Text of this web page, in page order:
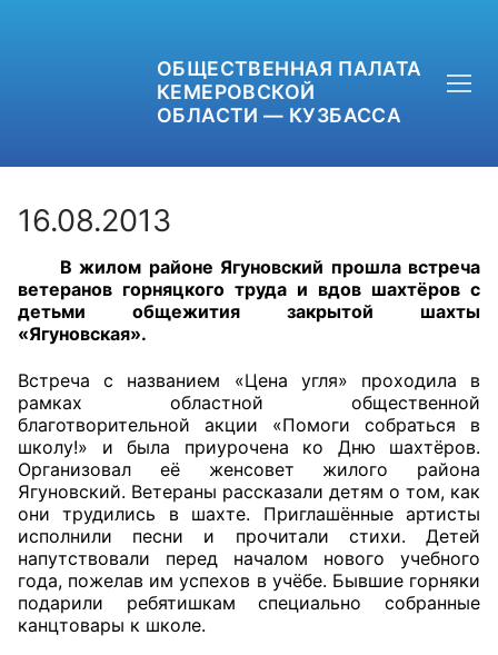
ОБЩЕСТВЕННАЯ ПАЛАТА
КЕМЕРОВСКОЙ
ОБЛАСТИ — КУЗБАССА
+7 (3842) 58-82-40
ОБРАТНАЯ СВЯЗЬ
Главная
Общественные советы
Общественные советы при территориальных
16.08.2013
В жилом районе Ягуновский прошла встреча
ветеранов горняцкого труда и вдов шахтёров с
детьми общежития закрытой шахты
«Ягуновская».
Встреча с названием «Цена угля» проходила в
рамках областной общественной
благотворительной акции «Помоги собраться в
школу!» и была приурочена ко Дню шахтёров.
Организовал её женсовет жилого района
Ягуновский. Ветераны рассказали детям о том, как
они трудились в шахте. Приглашённые артисты
исполнили песни и прочитали стихи. Детей
напутствовали перед началом нового учебного
года, пожелав им успехов в учёбе. Бывшие горняки
подарили ребятишкам специально собранные
канцтовары к школе.